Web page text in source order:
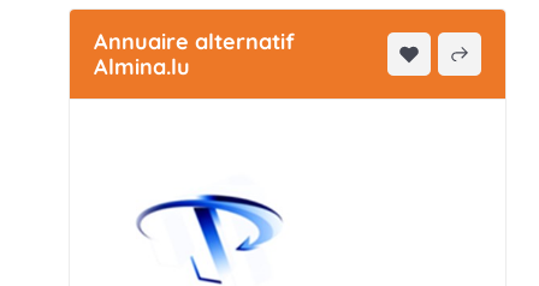
Annuaire alternatif
Almina.lu